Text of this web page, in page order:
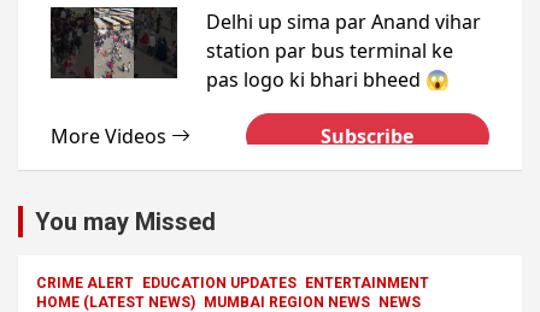
You may Missed
CRIME ALERT EDUCATION UPDATES
ENTERTAINMENT
HOME (LATEST NEWS)
MUMBAI REGION NEWS
NEWS